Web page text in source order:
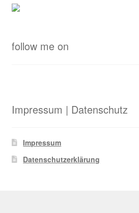
follow me on
Impressum | Datenschutz
Impressum
Datenschutzerklärung